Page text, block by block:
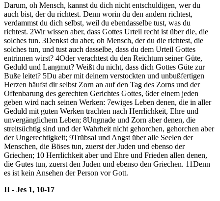
Darum, oh Mensch, kannst du dich nicht entschuldigen, wer du
auch bist, der du richtest. Denn worin du den andern richtest,
verdammst du dich selbst, weil du ebendasselbe tust, was du
richtest. 2Wir wissen aber, dass Gottes Urteil recht ist über die, die
solches tun. 3Denkst du aber, oh Mensch, der du die richtest, die
solches tun, und tust auch dasselbe, dass du dem Urteil Gottes
entrinnen wirst? 4Oder verachtest du den Reichtum seiner Güte,
Geduld und Langmut? Weißt du nicht, dass dich Gottes Güte zur
Buße leitet? 5Du aber mit deinem verstockten und unbußfertigen
Herzen häufst dir selbst Zorn an auf den Tag des Zorns und der
Offenbarung des gerechten Gerichtes Gottes, 6der einem jeden
geben wird nach seinen Werken: 7ewiges Leben denen, die in aller
Geduld mit guten Werken trachten nach Herrlichkeit, Ehre und
unvergänglichem Leben; 8Ungnade und Zorn aber denen, die
streitsüchtig sind und der Wahrheit nicht gehorchen, gehorchen aber
der Ungerechtigkeit; 9Trübsal und Angst über alle Seelen der
Menschen, die Böses tun, zuerst der Juden und ebenso der
Griechen; 10 Herrlichkeit aber und Ehre und Frieden allen denen,
die Gutes tun, zuerst den Juden und ebenso den Griechen. 11Denn
es ist kein Ansehen der Person vor Gott.
II - Jes 1, 10-17